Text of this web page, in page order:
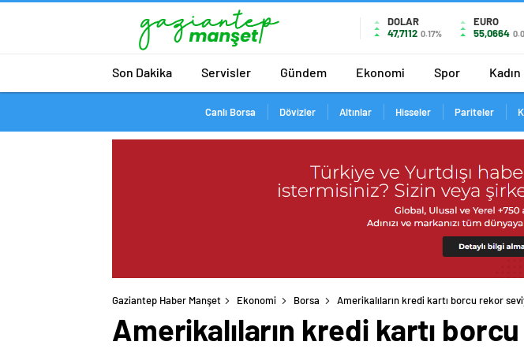
DOLAR
47,7112 0.17%
EURO
55,0664
Son Dakika Servisler Gündem Ekonomi Spor Kadın
Canlı Borsa Dövizler Altınlar Hisseler Pariteler
Gaziantep Haber Manşet Ekonomi Borsa Amerikalıların kredi kartı borcu rekor
Amerikalıların kredi kartı